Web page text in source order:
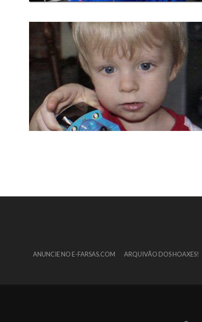
ANUNCIE NO E-FARSAS.COM ARQUIVÃO DOS HOAXES!